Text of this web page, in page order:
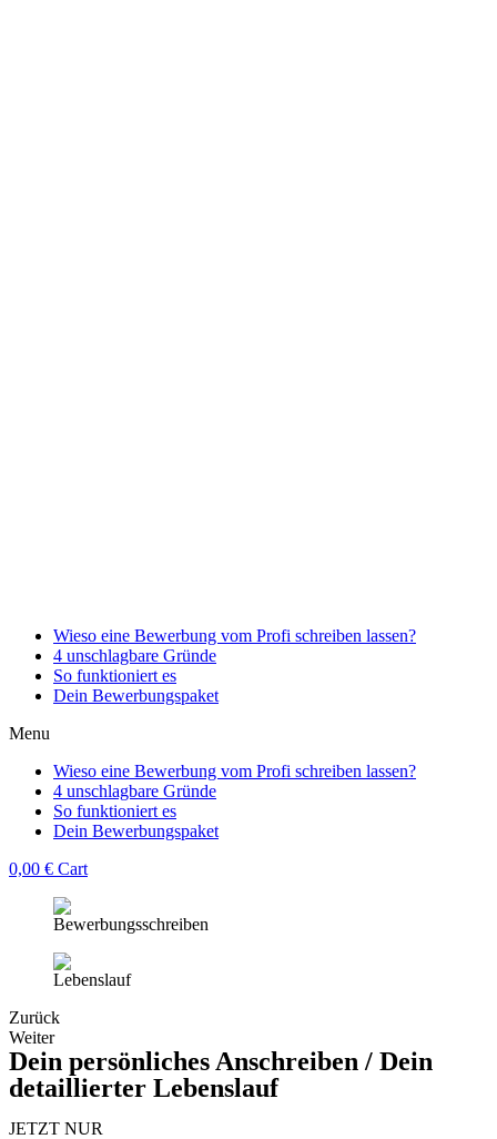
Wieso eine Bewerbung vom Profi schreiben lassen?
4 unschlagbare Gründe
So funktioniert es
Dein Bewerbungspaket
Menu
Wieso eine Bewerbung vom Profi schreiben lassen?
4 unschlagbare Gründe
So funktioniert es
Dein Bewerbungspaket
0,00 € Cart
Zurück
Weiter
Dein persönliches Anschreiben / Dein
detaillierter Lebenslauf
JETZT NUR